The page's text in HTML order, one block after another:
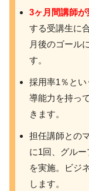
3ヶ月間講師が
する受講生に
月後のゴール
す。
採用率1％と
導能力を持っ
きます。
担任講師との
に1回、グル
を実施。ビジ
します。